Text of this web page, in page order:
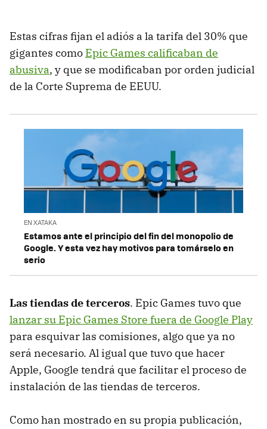
Estas cifras fijan el adiós a la tarifa del 30% que
gigantes como Epic Games calificaban de
abusiva, y que se modificaban por orden judicial
de la Corte Suprema de EEUU.
EN XATAKA
Estamos ante el principio del fin del monopolio de
Google. Y esta vez hay motivos para tomárselo en
serio
Las tiendas de terceros. Epic Games tuvo que
lanzar su Epic Games Store fuera de Google Play
para esquivar las comisiones, algo que ya no
será necesario. Al igual que tuvo que hacer
Apple, Google tendrá que facilitar el proceso de
instalación de las tiendas de terceros.
Como han mostrado en su propia publicación,